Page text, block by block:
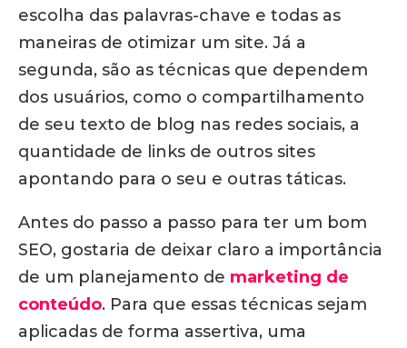
escolha das palavras-chave e todas as
maneiras de otimizar um site. Já a
segunda, são as técnicas que dependem
dos usuários, como o compartilhamento
de seu texto de blog nas redes sociais, a
quantidade de links de outros sites
apontando para o seu e outras táticas.
Antes do passo a passo para ter um bom
SEO, gostaria de deixar claro a importância
de um planejamento de marketing de
conteúdo. Para que essas técnicas sejam
aplicadas de forma assertiva, uma